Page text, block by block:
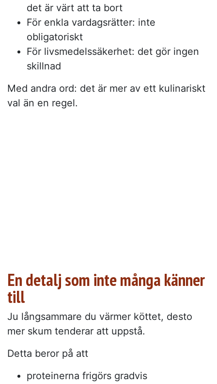
det är värt att ta bort
För enkla vardagsrätter: inte
obligatoriskt
För livsmedelssäkerhet: det gör ingen
skillnad
Med andra ord: det är mer av ett kulinariskt
val än en regel.
En detalj som inte många känner
till
Ju långsammare du värmer köttet, desto
mer skum tenderar att uppstå.
Detta beror på att
proteinerna frigörs gradvis